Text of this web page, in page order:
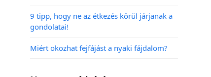
9 tipp, hogy ne az étkezés körül járjanak a
gondolatai!
Miért okozhat fejfájást a nyaki fájdalom?